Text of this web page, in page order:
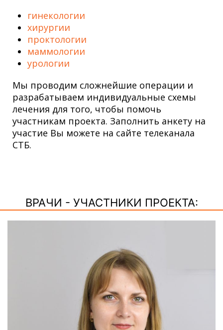
гинекологии
хирургии
проктологии
маммологии
урологии
Мы проводим сложнейшие операции и
разрабатываем индивидуальные схемы
лечения для того, чтобы помочь
участникам проекта. Заполнить анкету на
участие Вы можете на сайте телеканала
СТБ.
ВРАЧИ - УЧАСТНИКИ ПРОЕКТА: